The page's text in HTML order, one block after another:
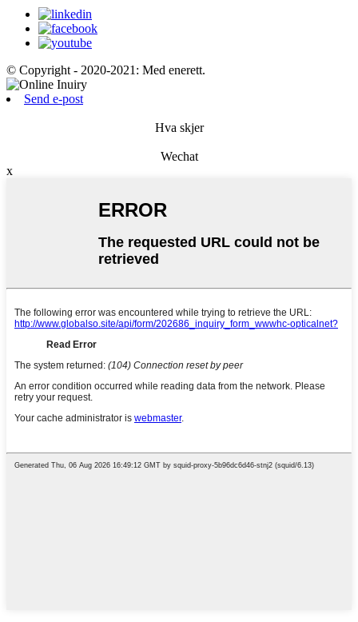
© Copyright - 2020-2021: Med enerett.
Send e-post
Hva skjer
Wechat
x